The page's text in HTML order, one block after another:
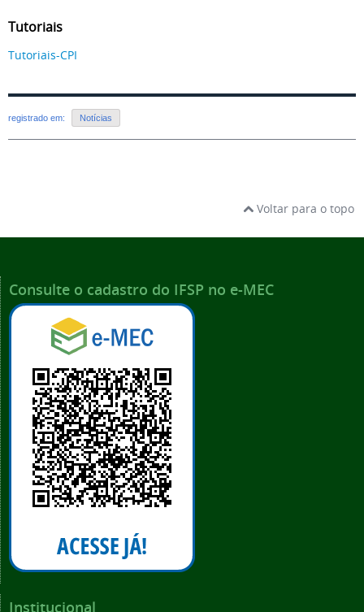
Tutoriais
Tutoriais-CPI
registrado em: Notícias
Voltar para o topo
Consulte o cadastro do IFSP no e-MEC
Institucional